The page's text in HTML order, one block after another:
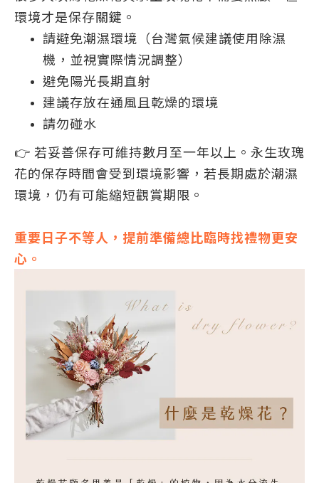
環境才是保存關鍵。
請避免潮濕環境（台灣氣候建議使用除濕
機，並視實際情況調整）
避免陽光長期直射
建議存放在通風且乾燥的環境
請勿碰水
👉 若妥善保存可維持數月至一年以上。永生玫瑰
花的保存時間會受到環境影響，若長期處於潮濕
環境，仍有可能縮短觀賞期限。
重要日子不等人，提前準備總比臨時找禮物更安
心。